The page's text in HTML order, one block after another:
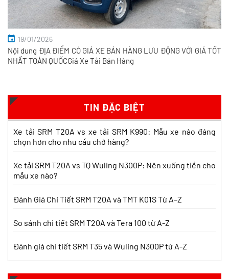
19/01/2026
Nội dung ĐỊA ĐIỂM CÓ GIÁ XE BÁN HÀNG LƯU ĐỘNG VỚI GIÁ TỐT
NHẤT TOÀN QUỐCGiá Xe Tải Bán Hàng
TIN ĐẶC BIỆT
Xe tải SRM T20A vs xe tải SRM K990: Mẫu xe nào đáng
chọn hơn cho nhu cầu chở hàng?
Xe tải SRM T20A vs TQ Wuling N300P: Nên xuống tiền cho
mẫu xe nào?
Đánh Giá Chi Tiết SRM T20A và TMT K01S Từ A–Z
So sánh chi tiết SRM T20A và Tera 100 từ A-Z
Đánh giá chi tiết SRM T35 và Wuling N300P từ A-Z
So sánh xe tải SRM T35 và SRM K990:
So sánh xe tải SRM T35 và Tera 100s:
Nên chọn dòng nào?
Pro? So sánh chi tiết
Nên mua xe tải SRM T30 hay Tera 100?
Tìm hiểu chi tiết